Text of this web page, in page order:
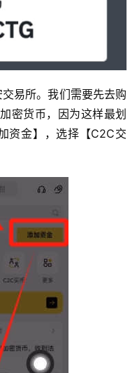
易所。我们需要先去购
密货币，因为这样最划
资金】，选择【C2C交